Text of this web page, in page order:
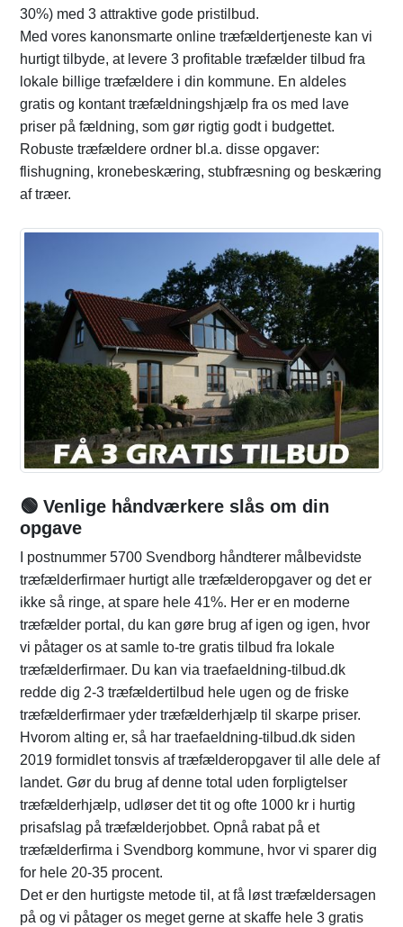
30%) med 3 attraktive gode pristilbud.
Med vores kanonsmarte online træfældertjeneste kan vi
hurtigt tilbyde, at levere 3 profitable træfælder tilbud fra
lokale billige træfældere i din kommune. En aldeles
gratis og kontant træfældningshjælp fra os med lave
priser på fældning, som gør rigtig godt i budgettet.
Robuste træfældere ordner bl.a. disse opgaver:
flishugning, kronebeskæring, stubfræsning og beskæring
af træer.
🟢 Venlige håndværkere slås om din
opgave
I postnummer 5700 Svendborg håndterer målbevidste
træfælderfirmaer hurtigt alle træfælderopgaver og det er
ikke så ringe, at spare hele 41%. Her er en moderne
træfælder portal, du kan gøre brug af igen og igen, hvor
vi påtager os at samle to-tre gratis tilbud fra lokale
træfælderfirmaer. Du kan via traefaeldning-tilbud.dk
redde dig 2-3 træfældertilbud hele ugen og de friske
træfælderfirmaer yder træfælderhjælp til skarpe priser.
Hvorom alting er, så har traefaeldning-tilbud.dk siden
2019 formidlet tonsvis af træfælderopgaver til alle dele af
landet. Gør du brug af denne total uden forpligtelser
træfælderhjælp, udløser det tit og ofte 1000 kr i hurtig
prisafslag på træfælderjobbet. Opnå rabat på et
træfælderfirma i Svendborg kommune, hvor vi sparer dig
for hele 20-35 procent.
Det er den hurtigste metode til, at få løst træfældersagen
på og vi påtager os meget gerne at skaffe hele 3 gratis